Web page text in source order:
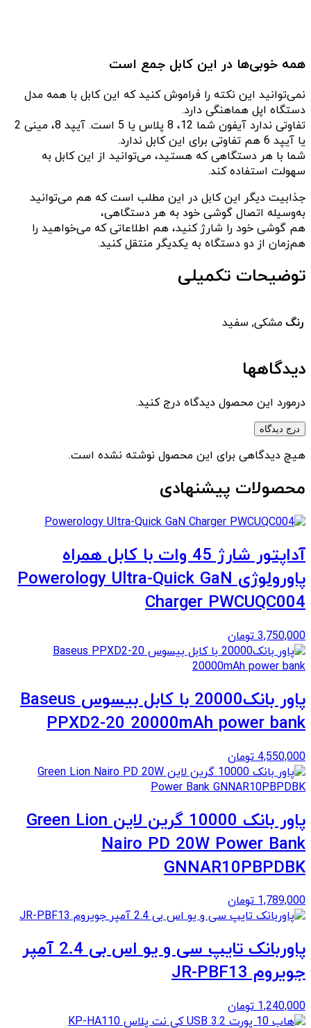
همه خوبی‌ها در این کابل جمع است
نمی‌توانید این نکته را فراموش کنید که این کابل با همه مدل
دستگاه اپل هماهنگی دارد.
تفاوتی ندارد آیفون شما 12، 8 پلاس یا 5 است. آیپد 8، مینی 2
یا آیپد 6 هم تفاوتی برای این کابل ندارد.
شما با هر دستگاهی که هستید، می‌توانید از این کابل به
سهولت استفاده کند.
جذابیت دیگر این کابل در این مطلب است که هم می‌توانید
به‌وسیله اتصال گوشی خود به هر دستگاهی،
هم گوشی خود را شارژ کنید، هم اطلاعاتی که می‌خواهید را
هم‌زمان از دو دستگاه به یکدیگر منتقل کنید.
توضیحات تکمیلی
رنگ مشکی, سفید
دیدگاهها
درمورد این محصول دیدگاه درج کنید.
درج دیدگاه
هیچ دیدگاهی برای این محصول نوشته نشده است.
محصولات پیشنهادی
آداپتور شارژ 45 وات با کابل همراه
پاورولوژی Powerology Ultra-Quick GaN
Charger PWCUQC004
3,750,000 تومان
پاور بانک20000 با کابل بیسوس Baseus
PPXD2-20 20000mAh power bank
4,550,000 تومان
پاور بانک 10000 گرین لاین Green Lion
Nairo PD 20W Power Bank
GNNAR10PBPDBK
1,789,000 تومان
پاوربانک تایپ سی و یو اس بی 2.4 آمپر
جویروم JR-PBF13
1,240,000 تومان